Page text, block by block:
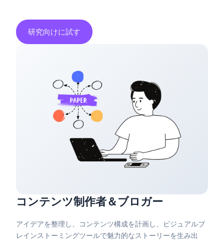
研究向けに試す
コンテンツ制作者＆ブロガー
アイデアを整理し、コンテンツ構成を計画し、ビジュアルブ
レインストーミングツールで魅力的なストーリーを生み出